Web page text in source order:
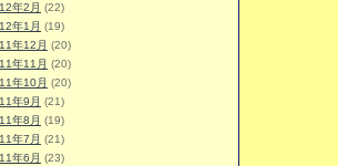
年2月 (22)
年1月 (19)
年12月 (20)
年11月 (20)
年10月 (20)
年9月 (21)
年8月 (19)
年7月 (21)
年6月 (23)